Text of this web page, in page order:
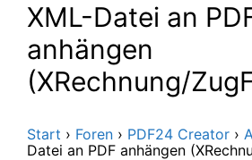
XML-Datei an
anhängen
(XRechnung/
Start › Foren › PDF24 Creator ›
Datei an PDF anhängen